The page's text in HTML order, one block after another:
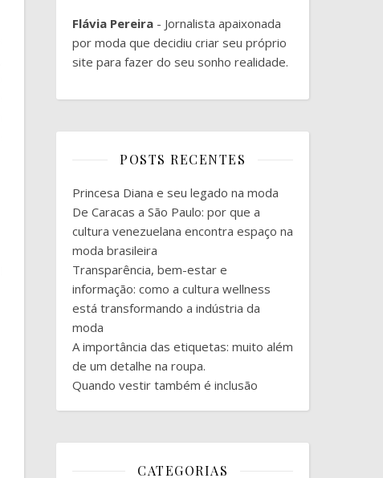
Flávia Pereira - Jornalista apaixonada
por moda que decidiu criar seu próprio
site para fazer do seu sonho realidade.
POSTS RECENTES
Princesa Diana e seu legado na moda
De Caracas a São Paulo: por que a
cultura venezuelana encontra espaço na
moda brasileira
Transparência, bem-estar e
informação: como a cultura wellness
está transformando a indústria da
moda
A importância das etiquetas: muito além
de um detalhe na roupa.
Quando vestir também é inclusão
CATEGORIAS